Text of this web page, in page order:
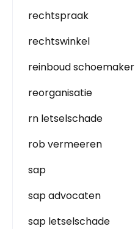
rechtspraak
rechtswinkel
reinboud schoemaker
reorganisatie
rn letselschade
rob vermeeren
sap
sap advocaten
sap letselschade